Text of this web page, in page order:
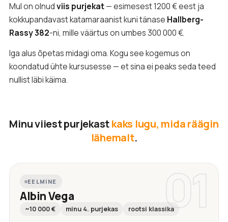
Mul on olnudviis purjekat— esimesest 1200 € eest ja
kokkupandavast katamaraanist kuni tänase Hallberg-
Rassy 382-ni, mille väärtus on umbes 300 000 €.
Iga alus õpetas midagi oma. Kogu see kogemus on
koondatud ühte kursusesse — et sina ei peaks seda teed
nullist läbi käima.
Minu viiest purjekastkaks lugu, mida räägin
lähemalt.
01
EELMINE
Albin Vega
~10 000 € minu 4. purjekas rootsi klassika